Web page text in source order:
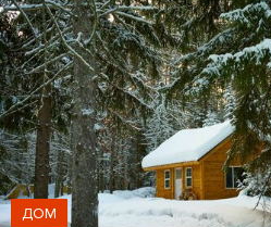
ДОМ